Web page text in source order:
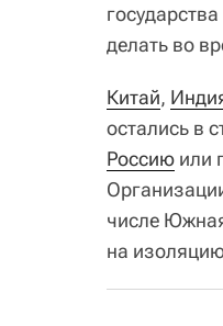
делать во
Китай,
остались в
Россию или
числе
на